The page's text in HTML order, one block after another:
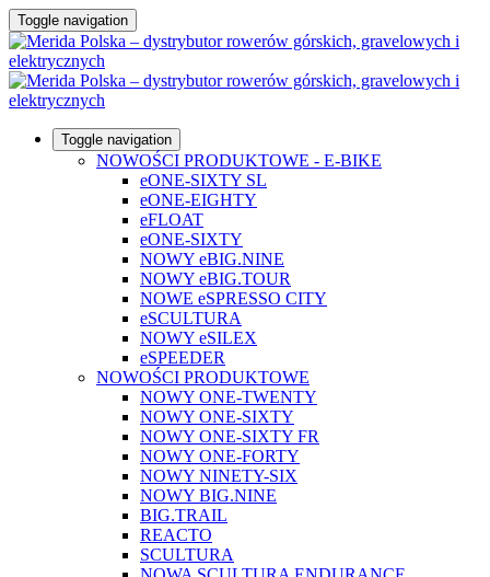
Toggle navigation
Toggle navigation
NOWOŚCI PRODUKTOWE - E-BIKE
eONE-SIXTY SL
eONE-EIGHTY
eFLOAT
eONE-SIXTY
NOWY eBIG.NINE
NOWY eBIG.TOUR
NOWE eSPRESSO CITY
eSCULTURA
NOWY eSILEX
eSPEEDER
NOWOŚCI PRODUKTOWE
NOWY ONE-TWENTY
NOWY ONE-SIXTY
NOWY ONE-SIXTY FR
NOWY ONE-FORTY
NOWY NINETY-SIX
NOWY BIG.NINE
BIG.TRAIL
REACTO
SCULTURA